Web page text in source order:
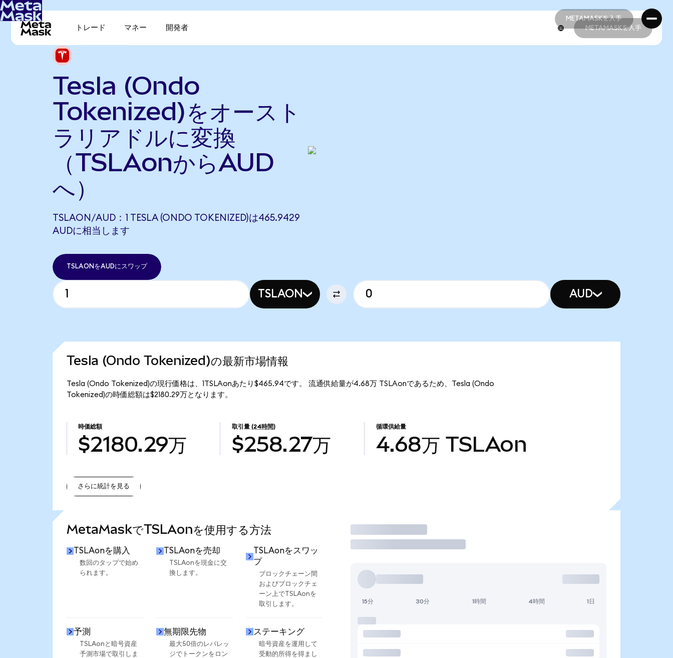
METAMASKを入手
METAMASKを入手
トレード マネー 開発者 METAMASKを入手
Tesla (Ondo
Tokenized)をオースト
ラリアドルに変換
（TSLAonからAUD
へ）
TSLAON/AUD：1 TESLA (ONDO TOKENIZED)は465.9429
AUDに相当します
TSLAONをAUDにスワップ
TSLAON AUD
Tesla (Ondo Tokenized)の最新市場情報
Tesla (Ondo Tokenized)の現行価格は、1TSLAonあたり$465.94です。 流通供給量が4.68万 TSLAonであるため、Tesla (Ondo
Tokenized)の時価総額は$2180.29万となります。
時価総額
$2180.29万
取引量 (24時間)
$258.27万
循環供給量
4.68万 TSLAon
さらに統計を見る
MetaMaskでTSLAonを使用する方法
TSLAonを購入
数回のタップで始め
られます。
TSLAonを売却
TSLAonを現金に交
換します。
TSLAonをスワッ
プ
ブロックチェーン間
およびブロックチェ
ーン上でTSLAonを
取引します。
予測
TSLAonと暗号資産
予測市場で取引しま
無期限先物
最大50倍のレバレッ
ジでトークンをロン
ステーキング
暗号資産を運用して
受動的所得を得まし
取引
15分 30分 1時間 4時間 1日